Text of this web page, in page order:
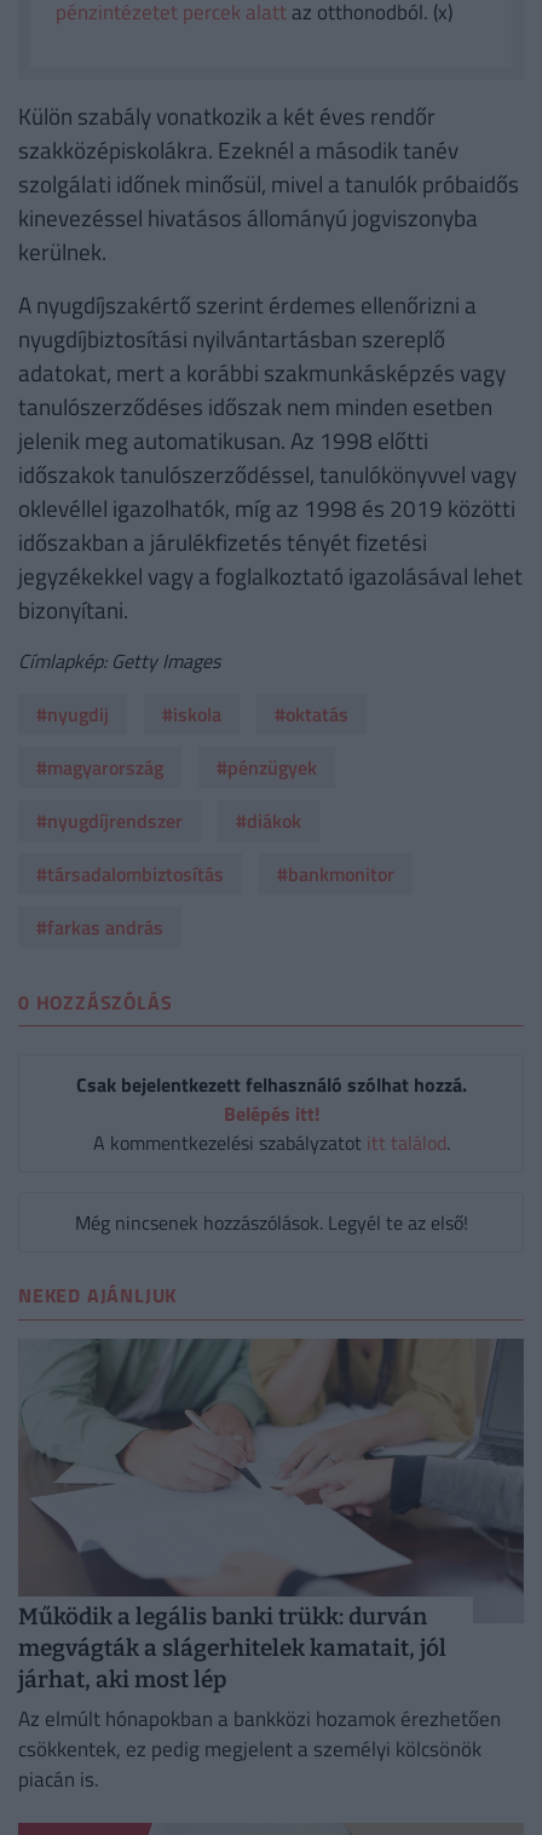
pénzintézetet percek alattaz otthonodból. (x)
Külön szabály vonatkozik a két éves rendőr
szakközépiskolákra. Ezeknél a második tanév
szolgálati időnek minősül, mivel a tanulók próbaidős
kinevezéssel hivatásos állományú jogviszonyba
kerülnek.
A nyugdíjszakértő szerint érdemes ellenőrizni a
nyugdíjbiztosítási nyilvántartásban szereplő
adatokat, mert a korábbi szakmunkásképzés vagy
tanulószerződéses időszak nem minden esetben
jelenik meg automatikusan. Az 1998 előtti
időszakok tanulószerződéssel, tanulókönyvvel vagy
oklevéllel igazolhatók, míg az 1998 és 2019 közötti
időszakban a járulékfizetés tényét fizetési
jegyzékekkel vagy a foglalkoztató igazolásával lehet
bizonyítani.
Címlapkép: Getty Images
#nyugdij
#iskola
#oktatás
#magyarország
#pénzügyek
#nyugdíjrendszer
#diákok
#társadalombiztosítás
#bankmonitor
#farkas andrás
0 HOZZÁSZÓLÁS
Csak bejelentkezett felhasználó szólhat hozzá.
Belépés itt!
A kommentkezelési szabályzatot itt találod.
Még nincsenek hozzászólások. Legyél te az első!
NEKED AJÁNLJUK
Működik a legális banki trükk: durván
megvágták a slágerhitelek kamatait, jól
járhat, aki most lép
Az elmúlt hónapokban a bankközi hozamok érezhetően
csökkentek, ez pedig megjelent a személyi kölcsönök
piacán is.